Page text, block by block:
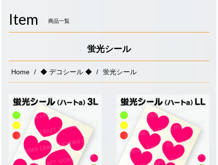
Item 商品一覧
蛍光シール
Home ◆ デコシール ◆ 蛍光シール